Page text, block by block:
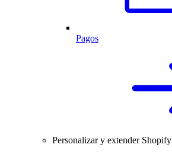
Pagos
Personalizar y extender Shopify